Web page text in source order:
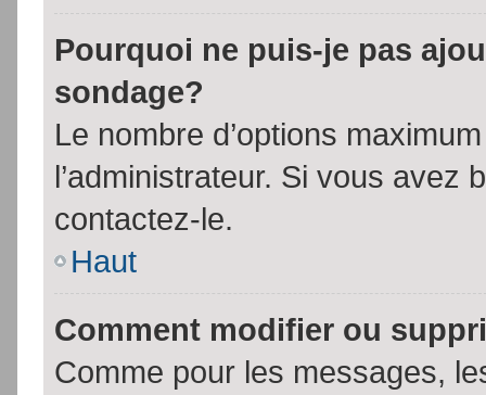
Pourquoi ne puis-je pas
sondage?
Le nombre d’options
l’administrateur. Si vous avez
contactez-le.
Haut
Comment modifier ou
Comme pour les messages,